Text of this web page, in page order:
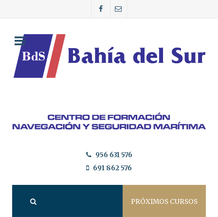
956 631 576
691 862 576
PRÓXIMOS CURSOS